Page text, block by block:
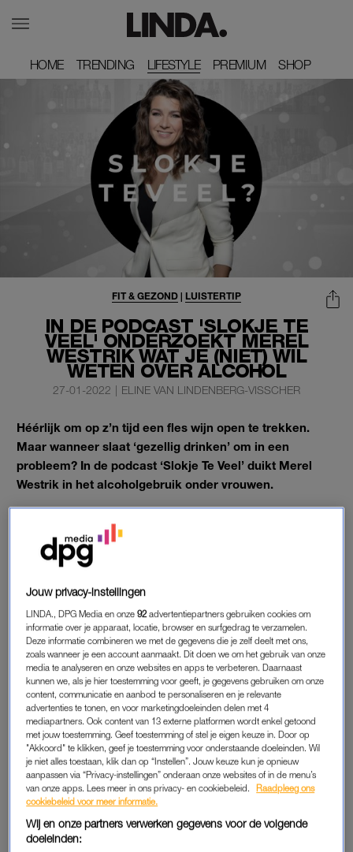
HOME
HOME TRENDING
TRENDING LIFESTYLE PREMIUM
PREMIUM SHOP
SHOP
IN DE PODCAST 'SLOKJE TE
VEEL' ONDERZOEKT MEREL
WESTRIK WAT JE (NIET) WIL
WETEN OVER ALCOHOL
FIT & GEZOND | LUISTERTIP
27-01-2022 | ELINE VAN LINDENBERG-VISSCHER
Héérlijk om op z’n tijd een fles wijn open te trekken.
Maar wanneer slaat ‘gezellig drinken’ om in een
probleem? In de podcast ‘Slokje Te Veel’ duikt Merel
Westrik in het alcoholgebruik onder vrouwen.
Jouw privacy-instellingen
LINDA., DPG Media en onze92 advertentiepartners gebruiken cookies om
informatie over je apparaat, locatie, browser en surfgedrag te verzamelen.
Deze informatie combineren we met de gegevens die je zelf deelt met ons,
zoals wanneer je een account aanmaakt. Dit doen we om het gebruik van onze
media te analyseren en onze websites en apps te verbeteren. Daarnaast
kunnen we, als je hier toestemming voor geeft, je gegevens gebruiken om onze
content, communicatie en aanbod te personaliseren en je relevante
advertenties te tonen, en voor marketingdoeleinden delen met 4
mediapartners. Ook content van 13 externe platformen wordt enkel getoond
met jouw toestemming. Geef toestemming of stel je eigen keuze in. Door op
"Akkoord" te klikken, geef je toestemming voor onderstaande doeleinden. Wil
je niet alles toestaan, klik dan op “Instellen”. Jouw keuze kun je opnieuw
aanpassen via “Privacy-instellingen” onderaan onze websites of in de menu’s
van onze apps. Lees meer in ons privacy- en cookiebeleid.
Raadpleeg ons
cookiebeleid voor meer informatie.
Wij en onze partners verwerken gegevens voor de volgende
doeleinden: